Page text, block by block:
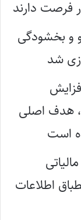
فرصت دارند
و بخشودگی
شد
هدف اصلی
است
اطلاعات